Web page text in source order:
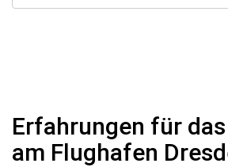
Erfahrungen für
am Flughafen